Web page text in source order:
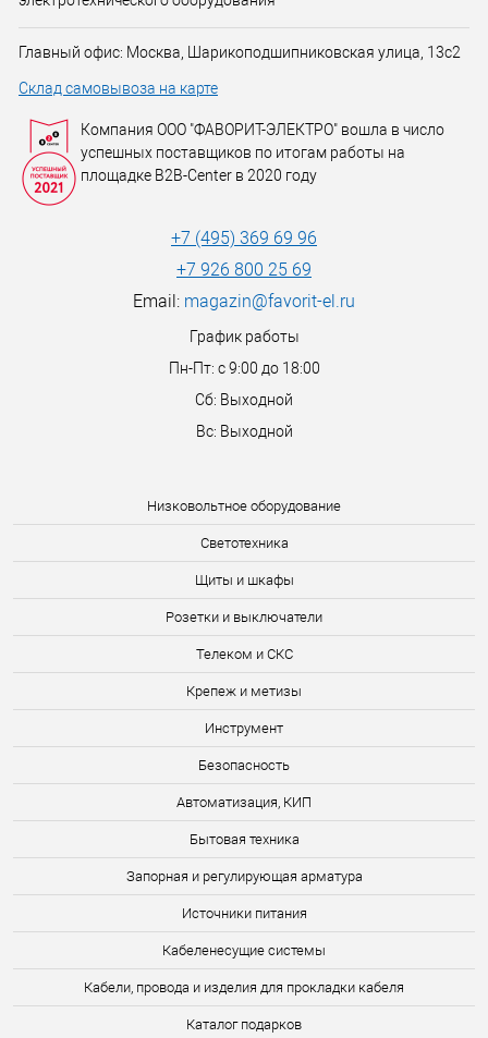
Низковольтное оборудование
Светотехника
Щиты и шкафы
Розетки и выключатели
Телеком и СКС
Крепеж и метизы
Инструмент
Безопасность
Автоматизация, КИП
Бытовая техника
Запорная и регулирующая арматура
Источники питания
Кабеленесущие системы
Кабели, провода и изделия для прокладки кабеля
Каталог подарков
Главный офис: Москва, Шарикоподшипниковская улица, 13с2
Склад самовывоза на карте
Компания ООО "ФАВОРИТ-ЭЛЕКТРО" вошла в число
успешных поставщиков по итогам работы на
площадке B2B-Center в 2020 году
+7 (495) 369 69 96
+7 926 800 25 69
Email: magazin@favorit-el.ru
График работы
Пн-Пт: с 9:00 до 18:00
Сб: Выходной
Вс: Выходной